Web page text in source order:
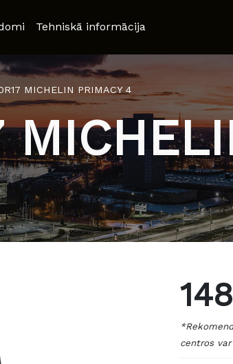
Tehniskā informācija
MICHELIN PRIMACY 4
centros